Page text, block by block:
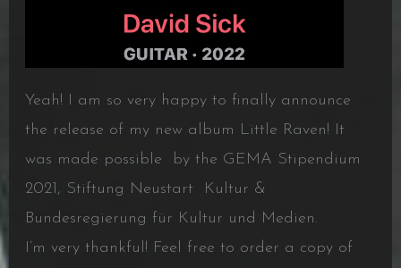
Yeah! I am so very happy to finally announce
the release of my new album Little Raven! It
was made possible by the GEMA Stipendium
2021, Stiftung Neustart Kultur &
Bundesregierung für Kultur und Medien.
I’m very thankful! Feel free to order a copy of